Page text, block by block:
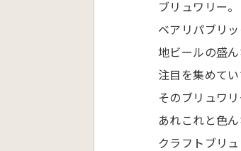
ブリュワリー。
ベアリパブリ
地ビールの盛
注目を集めて
そのブリュワ
あれこれと色ん
クラフトブリ